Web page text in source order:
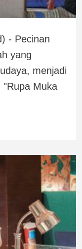
- Pecinan
yang
menjadi
Muka